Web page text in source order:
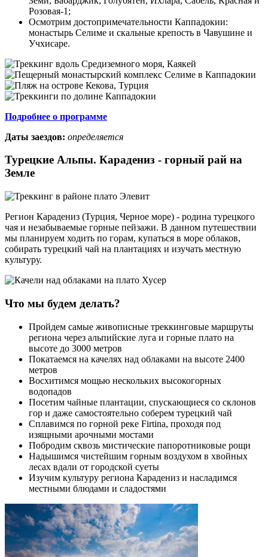
Розовая-1;
Осмотрим достопримечательности Каппадокии:
монастырь Селиме и скальные крепость в Чавушине и
Учхисаре.
Подробнее о программе
Даты заездов: определяется
Турецкие Альпы. Карадениз - горный рай на
Земле
Регион Карадениз (Турция, Черное море) - родина турецкого
чая и незабываемые горные пейзажи. В данном путешествии
мы планируем ходить по горам, купаться в море облаков,
собирать турецкий чай на плантациях и изучать местную
культуру.
Что мы будем делать?
Пройдем самые живописные треккинговые маршруты
региона через альпийские луга и горные плато на
высоте до 3000 метров
Покатаемся на качелях над облаками на высоте 2400
метров
Восхитимся мощью нескольких высокогорных
водопадов
Посетим чайные плантации, спускающиеся со склонов
гор и даже самостоятельно соберем турецкий чай
Сплавимся по горной реке Firtina, проходя под
изящными арочными мостами
Побродим сквозь мистические папоротниковые рощи
Надышимся чистейшим горным воздухом в хвойных
лесах вдали от городской суеты
Изучим культуру региона Карадениз и насладимся
местными блюдами и сладостями